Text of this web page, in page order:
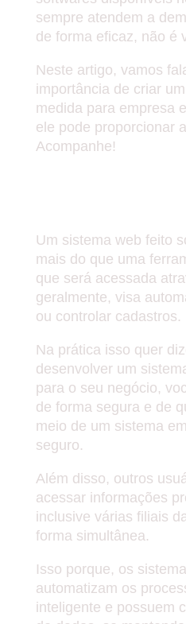
sempre atendem a
de forma eficaz, não é
Neste artigo, vamos
importância de criar
medida para empresa
ele pode proporcionar
Acompanhe!
Um sistema web feito
mais do que uma
que será acessada
geralmente, visa
ou controlar cadastros.
Na prática isso quer
desenvolver um
para o seu negócio,
de forma segura e de
meio de um sistema
seguro.
Além disso, outros
acessar informações
inclusive várias filiais
forma simultânea.
Isso porque, os
automatizam os
inteligente e possuem